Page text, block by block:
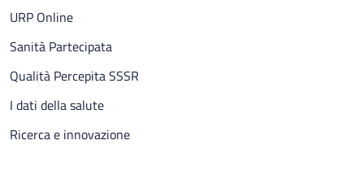
URP Online
Sanità Partecipata
Qualità Percepita SSSR
I dati della salute
Ricerca e innovazione